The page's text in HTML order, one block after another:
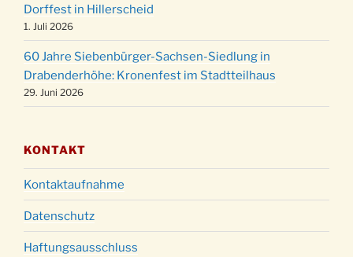
24.12.
Christmette mit der ev. Jugend in der Kirche
um 23:00 Uhr
31.12.
Gottesdienst zu Silvester in der Kirche um
18:00 Uhr
Dorffest in Hillerscheid
1. Juli 2026
60 Jahre Siebenbürger-Sachsen-Siedlung in
Drabenderhöhe: Kronenfest im Stadtteilhaus
29. Juni 2026
KONTAKT
Kontaktaufnahme
Datenschutz
Haftungsausschluss